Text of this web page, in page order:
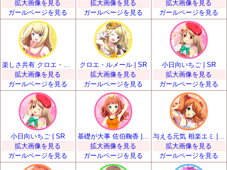
拡大画像を見る
ガールページを見る
拡大画像を見る
ガールページを見る
拡大画像を見る
ガールページを見る
拡大画像を見る
ガールページを見る
クロエ・ルメール | SR
拡大画像を見る
ガールページを見る
小日向いちご | SR
拡大画像を見る
ガールページを見る
小日向いちご | SR
拡大画像を見る
ガールページを見る
基礎が大事 佐伯鞠香 | SR
拡大画像を見る
ガールページを見る
与える元気 相楽エミ | SR
拡大画像を見る
ガールページを見る